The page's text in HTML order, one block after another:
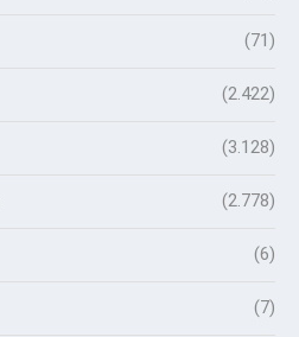
(71)
(2.422)
(3.128)
(2.778)
(6)
(7)